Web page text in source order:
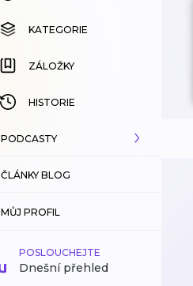
KATEGORIE
ZÁLOŽKY
HISTORIE
PODCASTY
KATALOG
KATEGORIE
ZÁLOŽKY
ČLÁNKY BLOG
MŮJ PROFIL
POSLOUCHEJTE
Dnešní přehled